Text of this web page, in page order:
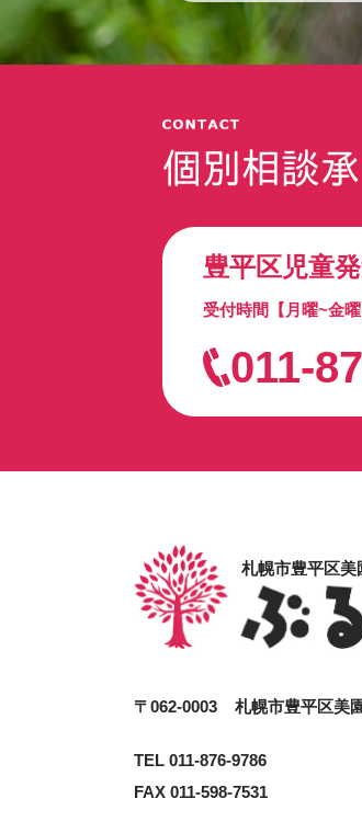
個別相談
豊平区児童
受付時間【月曜~金
011-
札幌市豊平区
〒062-0003 札幌市豊平区
TEL 011-876-9786
FAX 011-598-7531